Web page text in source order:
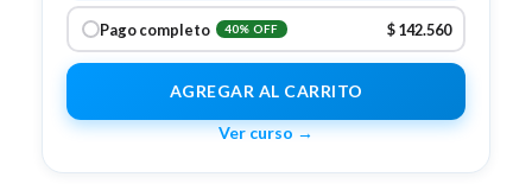
Pago completo 40% OFF $ 142.560
AGREGAR AL CARRITO
Ver curso →